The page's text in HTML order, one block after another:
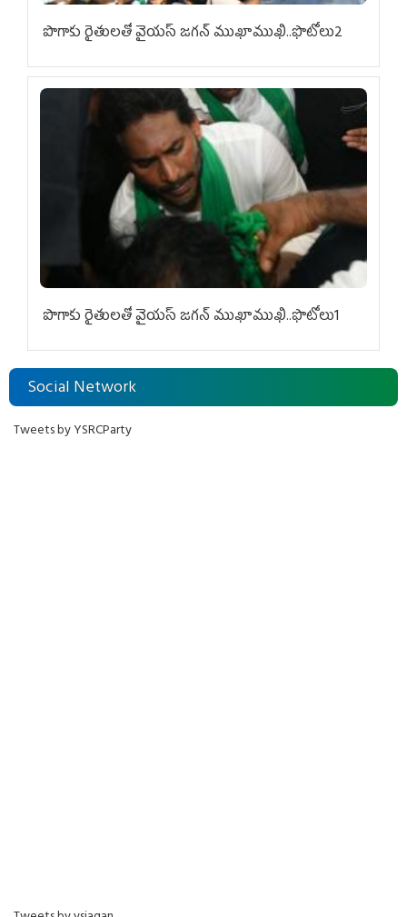
పొగాకు రైతుల‌తో వైయ‌స్ జ‌గ‌న్ ముఖాముఖి..ఫొటోలు2
పొగాకు రైతుల‌తో వైయ‌స్ జ‌గ‌న్ ముఖాముఖి..ఫొటోలు1
Social Network
Tweets by YSRCParty